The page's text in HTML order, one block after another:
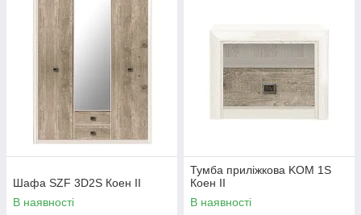
Шафа SZF 3D2S Коен II
В наявності
Тумба приліжкова KOM 1S
Коен II
В наявності